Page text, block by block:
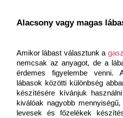
Alacsony vagy magas
Amikor lábast választunk a
nemcsak az anyagot, de a
érdemes figyelembe venni.
lábasok közötti különbség
készítésére kívánjuk
kiválóak nagyobb
levesek és főzelékek